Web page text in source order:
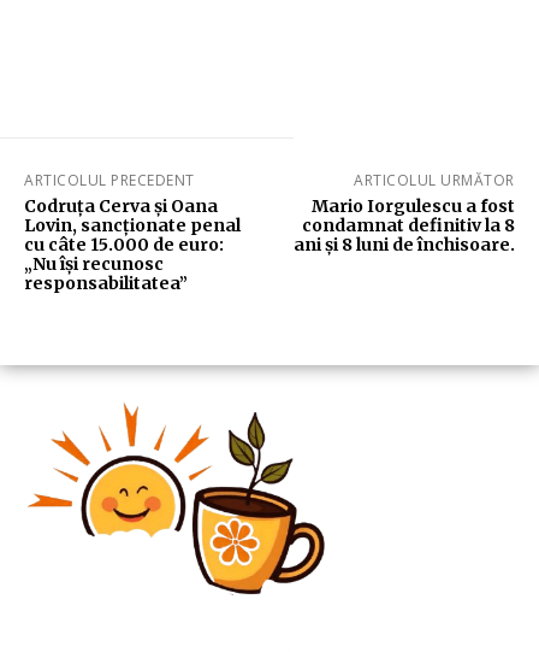
ARTICOLUL PRECEDENT
Codruța Cerva și Oana
Lovin, sancționate penal
cu câte 15.000 de euro:
„Nu își recunosc
responsabilitatea”
ARTICOLUL URMĂTOR
Mario Iorgulescu a fost
condamnat definitiv la 8
ani și 8 luni de închisoare.